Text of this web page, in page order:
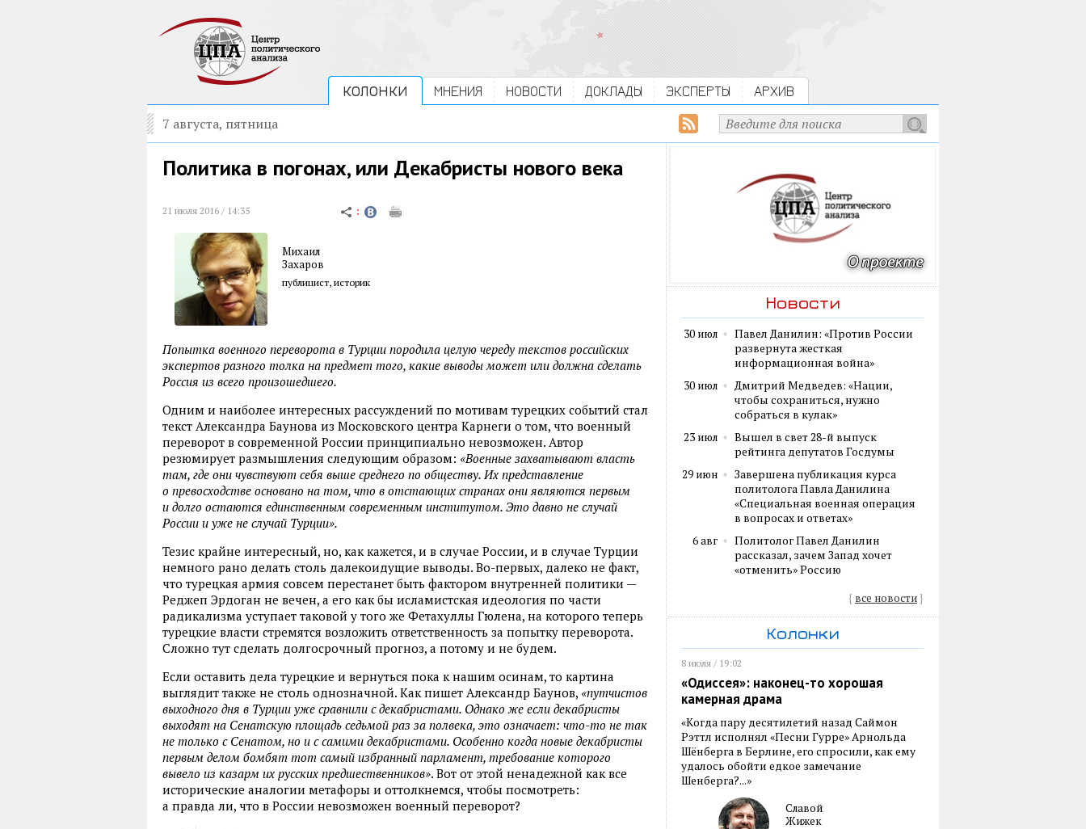
КОЛОНКИ МНЕНИЯ НОВОСТИ ДОКЛАДЫ ЭКСПЕРТЫ АРХИВ
7 августа, пятница
Политика в погонах, или Декабристы нового века
21 июля 2016 / 14:35
Михаил
Захаров
публицист, историк
Попытка военного переворота в Турции породила целую череду текстов российских
экспертов разного толка на предмет того, какие выводы может или должна сделать
Россия из всего произошедшего.
Одним и наиболее интересных рассуждений по мотивам турецких событий стал
текст Александра Баунова из Московского центра Карнеги о том, что военный
переворот в современной России принципиально невозможен. Автор
резюмирует размышления следующим образом: «Военные захватывают власть
там, где они чувствуют себя выше среднего по обществу. Их представление
о превосходстве основано на том, что в отстающих странах они являются первым
и долго остаются единственным современным институтом. Это давно не случай
России и уже не случай Турции».
Тезис крайне интересный, но, как кажется, и в случае России, и в случае Турции
немного рано делать столь далекоидущие выводы. Во-первых, далеко не факт,
что турецкая армия совсем перестанет быть фактором внутренней политики —
Реджеп Эрдоган не вечен, а его как бы исламистская идеология по части
радикализма уступает таковой у того же Фетахуллы Гюлена, на которого теперь
турецкие власти стремятся возложить ответственность за попытку переворота.
Сложно тут сделать долгосрочный прогноз, а потому и не будем.
Если оставить дела турецкие и вернуться пока к нашим осинам, то картина
выглядит также не столь однозначной. Как пишет Александр Баунов, «путчистов
выходного дня в Турции уже сравнили с декабристами. Однако же если декабристы
выходят на Сенатскую площадь седьмой раз за полвека, это означает: что-то не так
не только с Сенатом, но и с самими декабристами. Особенно когда новые декабристы
первым делом бомбят тот самый избранный парламент, требование которого
вывело из казарм их русских предшественников». Вот от этой ненадежной как все
исторические аналогии метафоры и оттолкнемся, чтобы посмотреть:
а правда ли, что в России невозможен военный переворот?
Новости
30 июл
Павел Данилин: «Против России
развернута жесткая
информационная война»
30 июл
Дмитрий Медведев: «Нации,
чтобы сохраниться, нужно
собраться в кулак»
23 июл
Вышел в свет 28-й выпуск
рейтинга депутатов Госдумы
29 июн
Завершена публикация курса
политолога Павла Данилина
«Специальная военная операция
в вопросах и ответах»
6 авг
Политолог Павел Данилин
рассказал, зачем Запад хочет
«отменить» Россию
{ все новости}
Колонки
8 июля / 19:02
«Одиссея»: наконец-то хорошая
камерная драма
«Когда пару десятилетий назад Саймон
Рэттл исполнял «Песни Гурре» Арнольда
Шёнберга в Берлине, его спросили, как ему
удалось обойти едкое замечание
Шенберга?...»
Славой
Жижек